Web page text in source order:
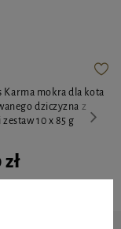
Karma mokra dla kota
dziczyzna z
10 x 85 g